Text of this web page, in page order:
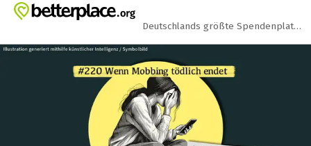
Zum Hauptinhalt springen
Erklärung zur Barrierefreiheit anzeigen
Deutschlands größte Spendenplattform